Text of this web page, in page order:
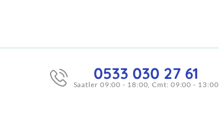
0533 030 27 61
Saatler 09:00 - 18:00, Cmt: 09:00 - 13:00